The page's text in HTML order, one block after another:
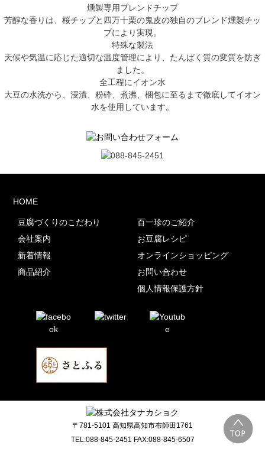
燻製専用ブレンドチップ
芳醇な香りは、桜チップと四万十栗の鬼皮の独自のブレンド燻製チッ
プにより実現。
特殊な製法
天候や気温に応じた適切な温度管理により、たんぱく質の変質を防ぎ
ました。
全工程にイオン水
大豆の水洗から、浸漬、粉砕、煮沸、梱包に至るまで徹底してイオン
水を使用しています。
HOME
豆腐づくりのこだわり
会社案内
新着情報
商品紹介
百一珍のご紹介
お豆腐レシピ
オンラインショッピング
お問い合わせ
個人情報保護方針
〒781-5101 高知県高知市布師田1761
TEL:088-845-2451 FAX:088-845-6507